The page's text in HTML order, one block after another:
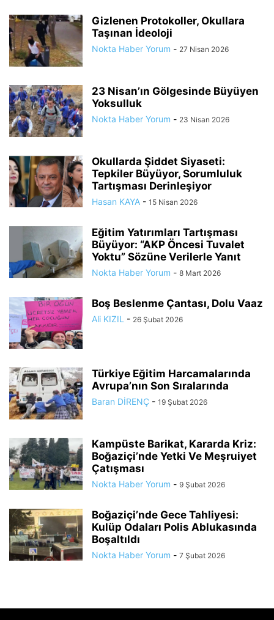
Gizlenen Protokoller, Okullara
Taşınan İdeoloji
Nokta Haber Yorum - 27 Nisan 2026
23 Nisan’ın Gölgesinde Büyüyen
Yoksulluk
Nokta Haber Yorum - 23 Nisan 2026
Okullarda Şiddet Siyaseti:
Tepkiler Büyüyor, Sorumluluk
Tartışması Derinleşiyor
Hasan KAYA - 15 Nisan 2026
Eğitim Yatırımları Tartışması
Büyüyor: “AKP Öncesi Tuvalet
Yoktu” Sözüne Verilerle Yanıt
Nokta Haber Yorum - 8 Mart 2026
Boş Beslenme Çantası, Dolu Vaaz
Ali KIZIL - 26 Şubat 2026
Türkiye Eğitim Harcamalarında
Avrupa’nın Son Sıralarında
Baran DİRENÇ - 19 Şubat 2026
Kampüste Barikat, Kararda Kriz:
Boğaziçi’nde Yetki Ve Meşruiyet
Çatışması
Nokta Haber Yorum - 9 Şubat 2026
Boğaziçi’nde Gece Tahliyesi:
Kulüp Odaları Polis Ablukasında
Boşaltıldı
Nokta Haber Yorum - 7 Şubat 2026